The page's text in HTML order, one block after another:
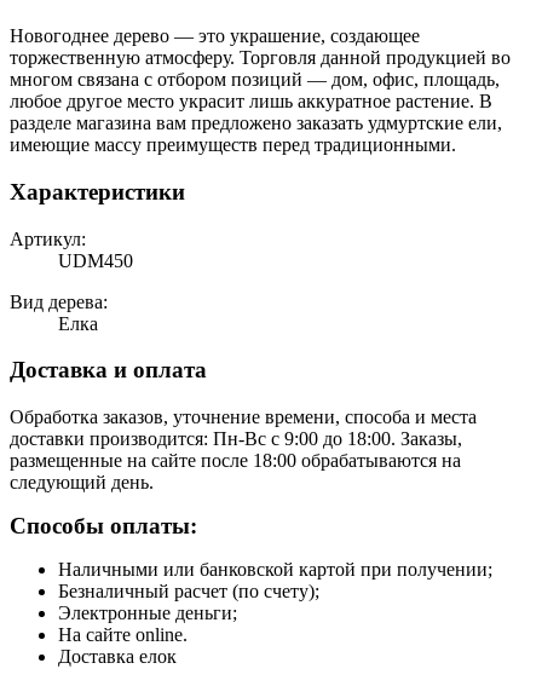
Новогоднее дерево — это украшение, создающее
торжественную атмосферу. Торговля данной продукцией во
многом связана с отбором позиций — дом, офис, площадь,
любое другое место украсит лишь аккуратное растение. В
разделе магазина вам предложено заказать удмуртские ели,
имеющие массу преимуществ перед традиционными.
Характеристики
Артикул:
UDM450
Вид дерева:
Елка
Доставка и оплата
Обработка заказов, уточнение времени, способа и места
доставки производится: Пн-Вс с 9:00 до 18:00. Заказы,
размещенные на сайте после 18:00 обрабатываются на
следующий день.
Способы оплаты:
Наличными или банковской картой при получении;
Безналичный расчет (по счету);
Электронные деньги;
На сайте online.
Доставка елок